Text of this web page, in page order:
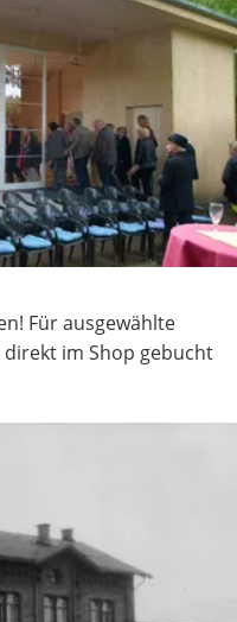
Für ausgewählte
im Shop gebucht